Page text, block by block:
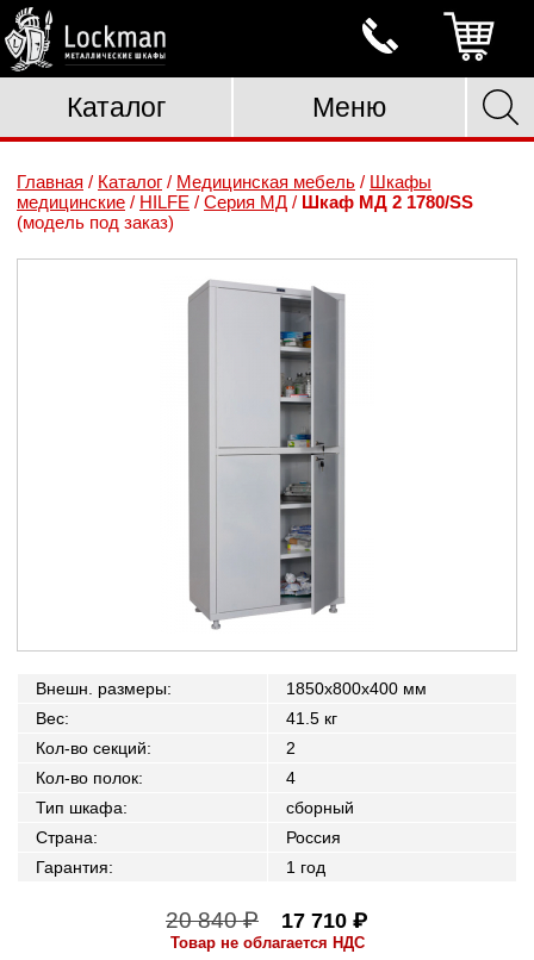
Каталог Меню
Главная / Каталог / Медицинская мебель / Шкафы
медицинские / HILFE / Серия МД / Шкаф МД 2 1780/SS
(модель под заказ)
Внешн. размеры:
1850x800x400 мм
Вес:
41.5 кг
Кол-во секций:
2
Кол-во полок:
4
Тип шкафа:
сборный
Страна:
Россия
Гарантия: 1 год
20 840 ₽ 17 710 ₽
Товар не облагается НДС